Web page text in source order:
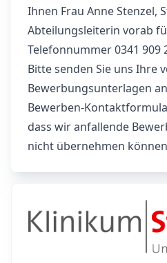
Ihnen Frau Anne Stenzel,
Abteilungsleiterin vorab
Telefonnummer 0341 909
Bitte senden Sie uns Ihre
Bewerbungsunterlagen an
Bewerben-
dass wir anfallende
nicht übernehmen